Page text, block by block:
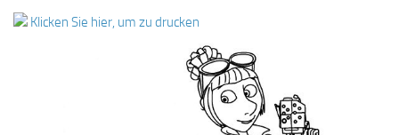
Klicken Sie hier, um zu drucken